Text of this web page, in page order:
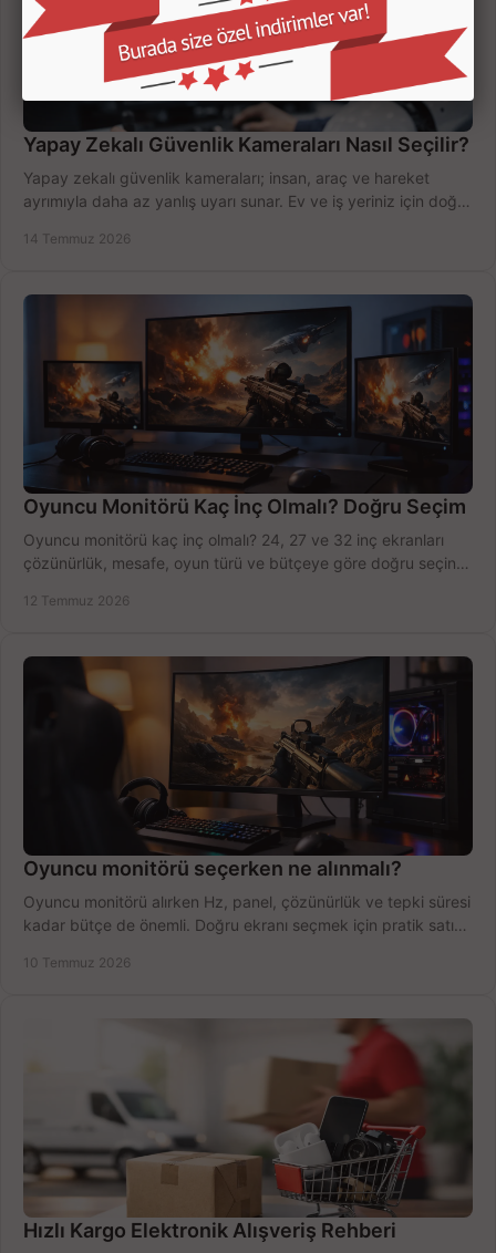
Yapay Zekalı Güvenlik Kameraları Nasıl Seçilir?
Yapay zekalı güvenlik kameraları; insan, araç ve hareket
ayrımıyla daha az yanlış uyarı sunar. Ev ve iş yeriniz için doğru
14 Temmuz 2026
Oyuncu Monitörü Kaç İnç Olmalı? Doğru Seçim
Oyuncu monitörü kaç inç olmalı? 24, 27 ve 32 inç ekranları
çözünürlük, mesafe, oyun türü ve bütçeye göre doğru seçin,
12 Temmuz 2026
Oyuncu monitörü seçerken ne alınmalı?
Oyuncu monitörü alırken Hz, panel, çözünürlük ve tepki süresi
kadar bütçe de önemli. Doğru ekranı seçmek için pratik satın
10 Temmuz 2026
Hızlı Kargo Elektronik Alışveriş Rehberi